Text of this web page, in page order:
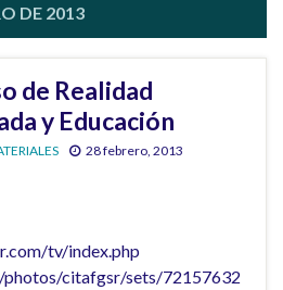
DE 2013
de Realidad
y Educación
28 febrero, 2013
tv/index.php
citafgsr/sets/72157632